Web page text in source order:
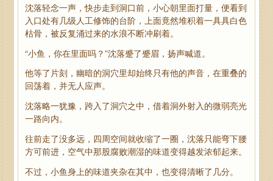
沈落轻念一声，快步走到洞口前，小心朝里面打量，便看到
入口处有几级人工修饰的台阶，上面竟然堆积着一具具白色
枯骨，被反复涌过来的水浪不断冲刷着。
“小鱼，你在里面吗？”沈落蹙了蹙眉，扬声喊道。
他等了片刻，幽暗的洞穴里却始终只有他的声音，在重叠的
回荡着，并无人应声。
沈落略一犹豫，跨入了洞穴之中，借着洞外射入的微弱亮光
一路向内。
往前走了没多远，四周空间就收缩了一圈，沈落只能弯下腰
方可前进，空气中那股腐败潮湿的味道变得越发浓郁起来。
不过，小鱼身上的味道夹杂在其中，也变得清晰了几分。